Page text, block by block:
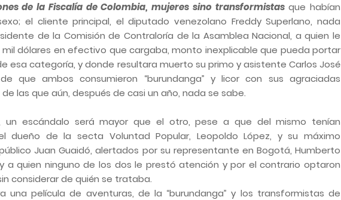
de la Fiscalía de Colombia, mujeres sino transformistasque habían
el cliente principal, el diputado venezolano Freddy Superlano, nada
de la Comisión de Contraloría de la Asamblea Nacional, a quien le
mil dólares en efectivo que cargaba, monto inexplicable que pueda portar
esa categoría, y donde resultara muerto su primo y asistente Carlos José
que ambos consumieron “burundanga” y licor con sus agraciadas
las que aún, después de casi un año, nada se sabe.
un escándalo será mayor que el otro, pese a que del mismo tenían
dueño de la secta Voluntad Popular, Leopoldo López, y su máximo
Juan Guaidó, alertados por su representante en Bogotá, Humberto
a quien ninguno de los dos le prestó atención y por el contrario optaron
considerar de quién se trataba.
una película de aventuras, de la “burundanga” y los transformistas de